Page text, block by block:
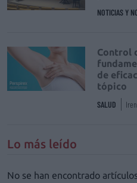
NOTICIAS Y
Control
de
tópico
SALUD
Lo más leído
No se han encontrado